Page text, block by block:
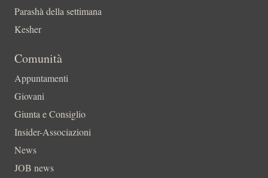
Parashà della settimana
Kesher
Comunità
Appuntamenti
Giovani
Giunta e Consiglio
Insider-Associazioni
News
JOB news